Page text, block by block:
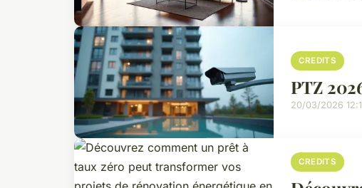
CREDITS
PTZ
20/03/2026
CREDITS